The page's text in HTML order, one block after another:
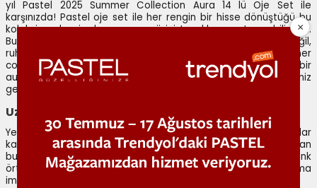
yıl Pastel 2025 Summer Collection Aura 14 lü Oje Set ile
karşınızda! Pastel oje set ile her rengin bir hisse dönüştüğü bu
koleksiyonda, siz de yazın enerjisini tırnaklarınıza taşıyabilirsiniz.
Bu sete özel formüller ve renkler, sadece tırnaklarınıza değil,
ruhunuza da hitap ediyor. Pastel, bu yeni seti ile 2025 summer
collection trendlerini belirliyor ve tırnaklarınıza bambaşka bir
aura katıyor. İşte bu harika renkli oje seti hakkında bilmeniz
gereken her şey!
Uzun Süre Kalıcı ve Etkili Formül
Yeni Pastel aura setinde yer alan oje seçenekleri, 6 güne kadar
kalıcılık sağlıyor. Özel formülü ile dayanıklı bir yapıya sahip olan
bu ojeler, ilk katta etkili sonuçlar veriyor ve üstün renk
örtücülüğü sunuyor. Tek seferde kolay ve pürüzsüz uygulama
imkanı sunan set, aşınmaya karşı da dirençli.